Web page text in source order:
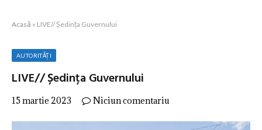
Acasă » LIVE// Ședința Guvernului
AUTORITĂȚI
LIVE// Ședința Guvernului
15 martie 2023 Niciun comentariu